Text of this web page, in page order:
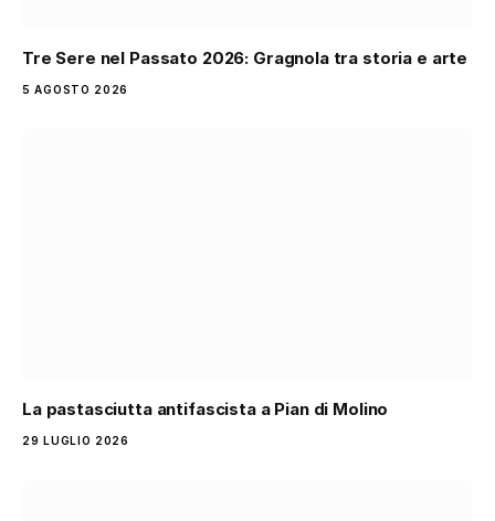
Tre Sere nel Passato 2026: Gragnola tra storia e arte
5 AGOSTO 2026
La pastasciutta antifascista a Pian di Molino
29 LUGLIO 2026